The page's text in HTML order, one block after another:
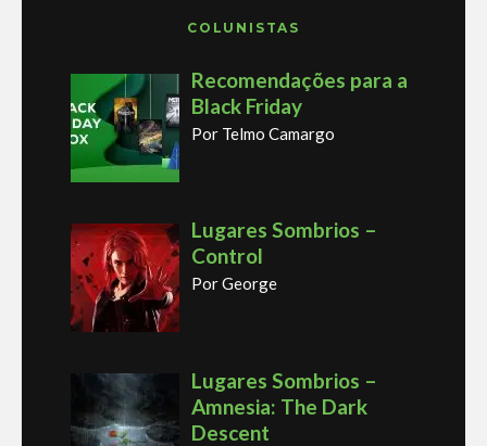
COLUNISTAS
Recomendações para a
Black Friday
Por Telmo Camargo
Lugares Sombrios –
Control
Por George
Lugares Sombrios –
Amnesia: The Dark
Descent